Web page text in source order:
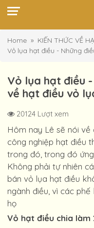
Home
KIẾN THỨC VỀ
Vỏ lụa hạt điều - Những
Vỏ lụa hạt điều
về hạt điều vỏ
20124 Lượt xem
Hôm nay Lê sẽ nói về
công nghiệp hạt điều
trong đó, trong đó
Không phải tự nhiên
bán vỏ lụa hạt điều
ngành điều, vì các
họ
Vỏ hạt điều chia làm